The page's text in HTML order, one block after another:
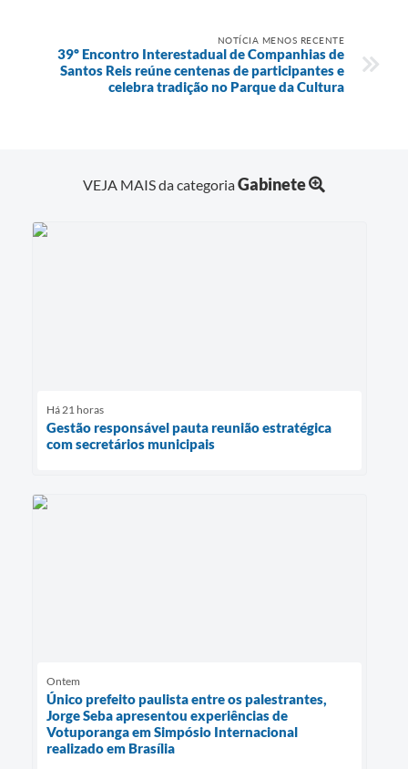
NOTÍCIA MENOS RECENTE
39º Encontro Interestadual de Companhias de
Santos Reis reúne centenas de participantes e
celebra tradição no Parque da Cultura
VEJA MAIS da categoriaGabinete
Há 21 horas
Gestão responsável pauta reunião estratégica
com secretários municipais
Ontem
Único prefeito paulista entre os palestrantes,
Jorge Seba apresentou experiências de
Votuporanga em Simpósio Internacional
realizado em Brasília